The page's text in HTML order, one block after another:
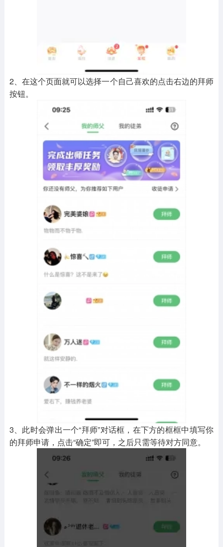
2、在这个页面就可以选择一个自己喜欢的点击右边的拜师
按钮。
3、此时会弹出一个“拜师”对话框，在下方的框框中填写你
的拜师申请，点击“确定”即可，之后只需等待对方同意。